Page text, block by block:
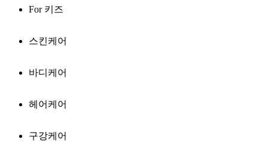
For 키즈
스킨케어
바디케어
헤어케어
구강케어